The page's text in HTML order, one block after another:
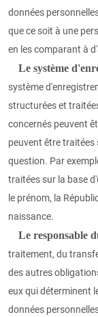
données
que ce soit à une
en les comparant à
Le système
système
structurées et
concernés peuvent
peuvent être traitées
question. Par
traitées sur la base
le prénom, la
naissance.
Le responsable
traitement, du
des autres
eux qui déterminent
données